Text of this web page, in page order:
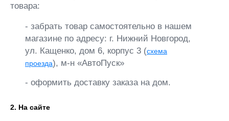
товара:
- забрать товар самостоятельно в нашем
магазине по адресу: г. Нижний Новгород,
ул. Кащенко, дом 6, корпус 3 (схема
проезда), м-н «АвтоПуск»
- оформить доставку заказа на дом.
2. На сайте